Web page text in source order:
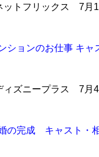
ットフリックス 7月
ションのお仕事 キ
ィズニープラス 7月4
の完成 キャスト・